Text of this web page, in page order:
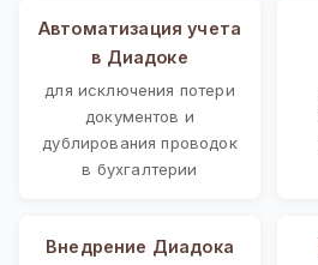
Автоматизация учета
в Диадоке
для исключения потери
документов и
дублирования проводок
в бухгалтерии
Внедрение Диадока